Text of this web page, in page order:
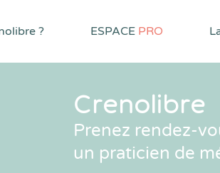
? ESPACE PRO
Crenolibre
Prenez rendez-
un praticien de